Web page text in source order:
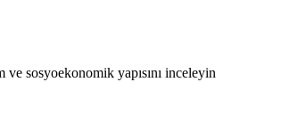
sosyoekonomik yapısını inceleyin